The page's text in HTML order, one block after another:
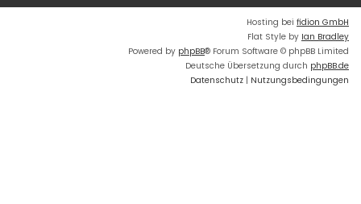
Hosting bei fidion GmbH
Flat Style by Ian Bradley
Powered by phpBB® Forum Software © phpBB Limited
Deutsche Übersetzung durch phpBB.de
Datenschutz | Nutzungsbedingungen